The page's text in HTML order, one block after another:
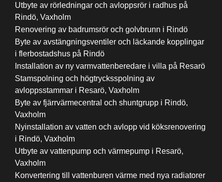
Utbyte av rörledningar och avloppsrör i radhus på
Rindö, Vaxholm
Renovering av badrumsrör och golvbrunn i Rindö
Byte av avstängningsventiler och läckande kopplingar
i flerbostadshus på Rindö
Installation av ny varmvattenberedare i villa på Resarö
Stamspolning och högtrycksspolning av
avloppsstammar i Resarö, Vaxholm
Byte av fjärrvärmecentral och shuntgrupp i Rindö,
Vaxholm
Nyinstallation av vatten och avlopp vid köksrenovering
i Rindö, Vaxholm
Utbyte av vattenpump och värmepump i Resarö,
Vaxholm
Konvertering till vattenburen värme med nya radiatorer